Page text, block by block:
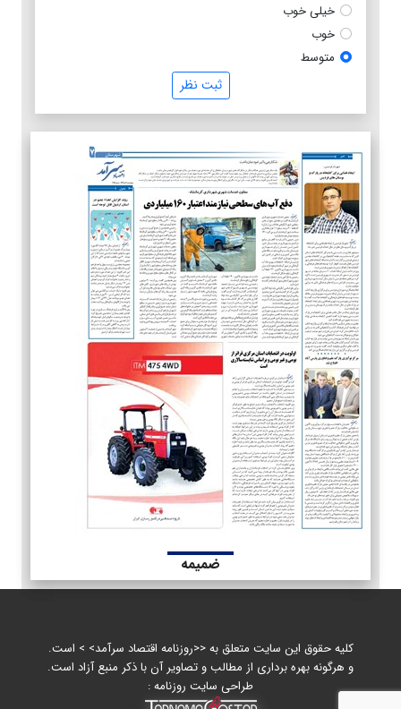
خیلی خوب
خوب
متوسط
ثبت نظر
ضمیمه
کلیه حقوق این سایت متعلق به <<روزنامه اقتصاد سرآمد> > است.
و هرگونه بهره برداری از مطالب و تصاویر آن با ذکر منبع آزاد است.
طراحی سایت روزنامه :